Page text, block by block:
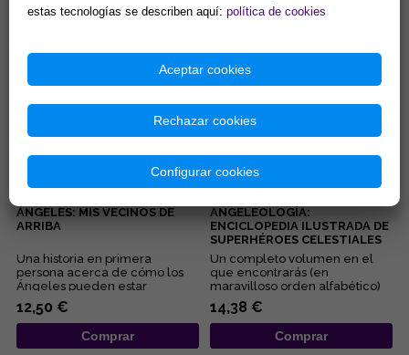
13,46 €
Comprar
Ángeles y los Seres d...
11,49 €
Comprar
ÁNGELES: MIS VECINOS DE
ARRIBA
Una historia en primera
persona acerca de cómo los
Ángeles pueden estar
presentes en nuestra vida,
protegiéndo...
12,50 €
Comprar
ANGELEOLOGÍA:
ENCICLOPEDIA ILUSTRADA DE
SUPERHÉROES CELESTIALES
Un completo volumen en el
que encontrarás (en
maravilloso orden alfabético)
información sobre los
principales ...
14,38 €
Comprar
estas tecnologías se describen aquí: política de cookies
Aceptar cookies
Rechazar cookies
Configurar cookies